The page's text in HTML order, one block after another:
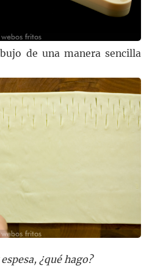
de una manera sencilla
¿qué hago?